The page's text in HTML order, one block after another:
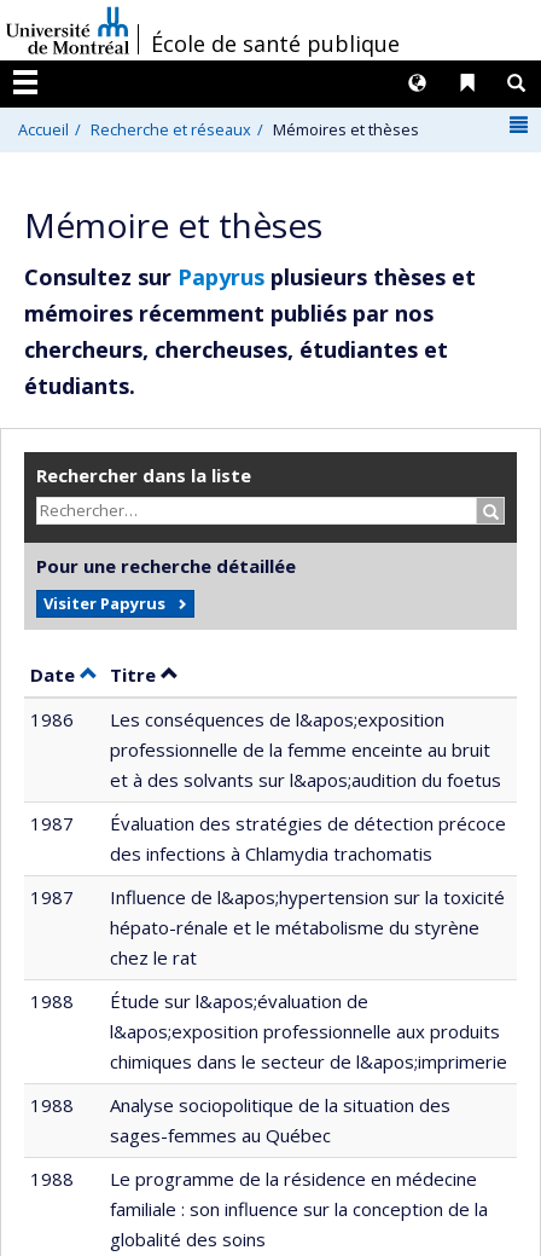
au
contenu
/École de santé publique
Menu
Liens
Langues
Accueil Recherche et réseaux Mémoires et thèses
Mémoire et thèses
Consultez sur Papyrus plusieurs thèses et
mémoires récemment publiés par nos
chercheurs, chercheuses, étudiantes et
étudiants.
Rechercher dans la liste
Pour une recherche détaillée
Visiter Papyrus
Date Trier par date en ordre décroissant
Titre Trier par titre en ordre décroissant
1986
Les conséquences de l&apos;exposition
professionnelle de la femme enceinte au bruit
et à des solvants sur l&apos;audition du foetus
1987
Évaluation des stratégies de détection précoce
des infections à Chlamydia trachomatis
1987
Influence de l&apos;hypertension sur la toxicité
hépato-rénale et le métabolisme du styrène
chez le rat
1988
Étude sur l&apos;évaluation de
l&apos;exposition professionnelle aux produits
chimiques dans le secteur de l&apos;imprimerie
1988
Analyse sociopolitique de la situation des
sages-femmes au Québec
1988
Le programme de la résidence en médecine
familiale : son influence sur la conception de la
globalité des soins